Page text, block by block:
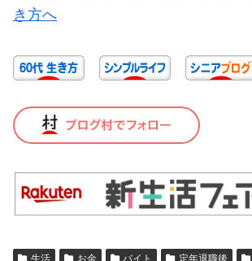
生活 お金 バイト 定年退職後